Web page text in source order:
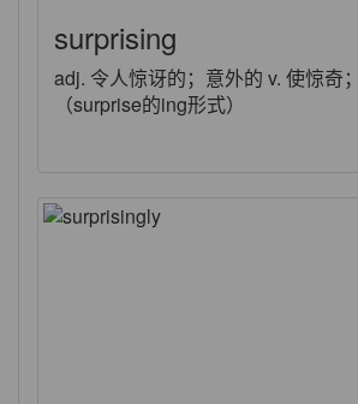
surprising
adj. 令人惊讶的；意外的 v. 使惊奇
（surprise的ing形式）